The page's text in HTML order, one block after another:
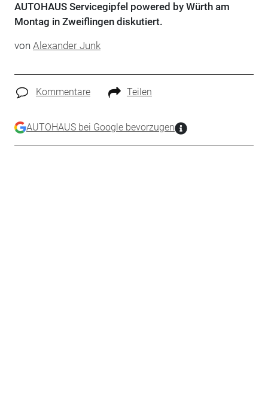
AUTOHAUS Servicegipfel powered by Würth am
Montag in Zweiflingen diskutiert.
von Alexander Junk
Kommentare Teilen
AUTOHAUS bei Google bevorzugen